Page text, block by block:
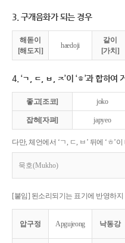
3. 구개음화가 되는 경우
해돋이
[해도지]
haedoji
같이
[가치]
4. ‘ㄱ, ㄷ, ㅂ, ㅈ’이 ‘ㅎ’과 합하
좋고[조코] joko
잡혀[자펴] japyeo
다만, 체언에서 ‘ㄱ, ㄷ, ㅂ’ 뒤에 ‘ㅎ’
묵호(Mukho)
[붙임] 된소리되기는 표기에 반영하지
압구정 Apgujeong 낙동강